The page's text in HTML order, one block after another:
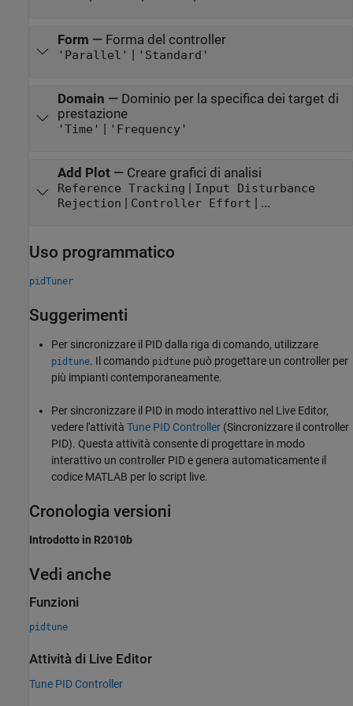
Form — Forma del controller
'Parallel' | 'Standard'
Domain — Dominio per la specifica dei target di
prestazione
'Time' | 'Frequency'
Add Plot— Creare grafici di analisi
Reference Tracking | Input Disturbance
Rejection | Controller Effort | ...
Uso programmatico
pidTuner
Suggerimenti
Per sincronizzare il PID dalla riga di comando, utilizzare
pidtune. Il comando pidtune può progettare un controller per
più impianti contemporaneamente.
Per sincronizzare il PID in modo interattivo nel Live Editor,
vedere l'attività Tune PID Controller (Sincronizzare il controller
PID). Questa attività consente di progettare in modo
interattivo un controller PID e genera automaticamente il
codice MATLAB per lo script live.
Cronologia versioni
Introdotto in R2010b
Vedi anche
Funzioni
pidtune
Attività di Live Editor
Tune PID Controller